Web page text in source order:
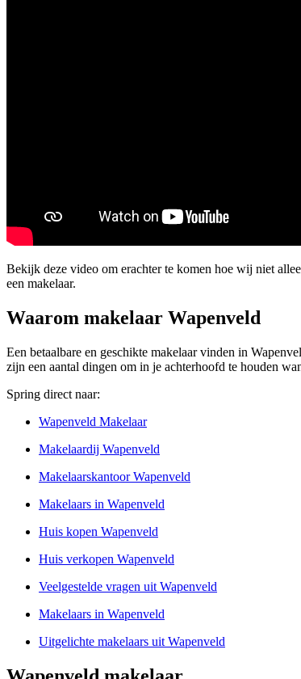
Bekijk deze video om erachter te komen hoe wij niet
een makelaar.
Waarom makelaar Wapenveld
Een betaalbare en geschikte makelaar vinden in
zijn een aantal dingen om in je achterhoofd te houden
Spring direct naar:
Wapenveld Makelaar
Makelaardij Wapenveld
Makelaarskantoor Wapenveld
Makelaars in Wapenveld
Huis kopen Wapenveld
Huis verkopen Wapenveld
Veelgestelde vragen uit Wapenveld
Makelaars in Wapenveld
Uitgelichte makelaars uit Wapenveld